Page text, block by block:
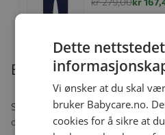
Beskrivelse
Squeezebag påfyllbare
oppvaskmaskin og fryser. Fyll med
Dette
Vi ønsker at du skal
bruker Babycare.no.
cookies for å sikre at